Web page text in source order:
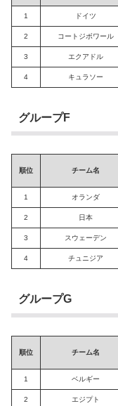
1 ドイツ
2 コートジボワール
3 エクアドル
4 キュラソー
グループF
順位 チーム名
1 オランダ
2 日本
3 スウェーデン
4 チュニジア
グループG
順位 チーム名
1 ベルギー
2 エジプト